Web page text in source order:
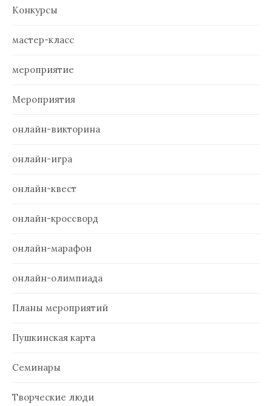
Конкурсы
мастер-класс
мероприятие
Мероприятия
онлайн-викторина
онлайн-игра
онлайн-квест
онлайн-кроссворд
онлайн-марафон
онлайн-олимпиада
Планы мероприятий
Пушкинская карта
Семинары
Творческие люди